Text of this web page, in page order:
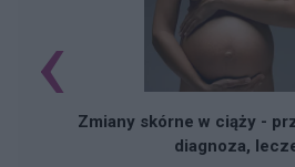
Zmiany skórne w ciąży -
diagnoza,
‹